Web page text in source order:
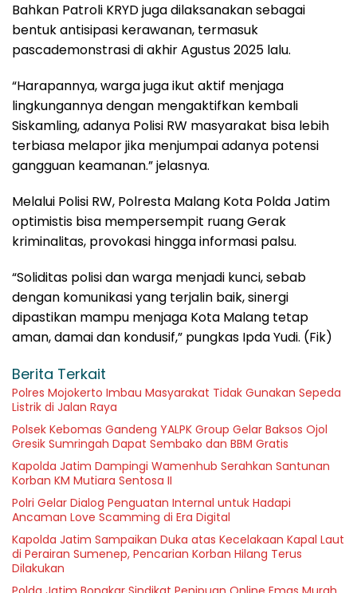
Bahkan Patroli KRYD juga dilaksanakan sebagai
bentuk antisipasi kerawanan, termasuk
pascademonstrasi di akhir Agustus 2025 lalu.
“Harapannya, warga juga ikut aktif menjaga
lingkungannya dengan mengaktifkan kembali
Siskamling, adanya Polisi RW masyarakat bisa lebih
terbiasa melapor jika menjumpai adanya potensi
gangguan keamanan.” jelasnya.
Melalui Polisi RW, Polresta Malang Kota Polda Jatim
optimistis bisa mempersempit ruang Gerak
kriminalitas, provokasi hingga informasi palsu.
“Soliditas polisi dan warga menjadi kunci, sebab
dengan komunikasi yang terjalin baik, sinergi
dipastikan mampu menjaga Kota Malang tetap
aman, damai dan kondusif,” pungkas Ipda Yudi. (Fik)
Berita Terkait
Polres Mojokerto Imbau Masyarakat Tidak Gunakan Sepeda
Listrik di Jalan Raya
Polsek Kebomas Gandeng YALPK Group Gelar Baksos Ojol
Gresik Sumringah Dapat Sembako dan BBM Gratis
Kapolda Jatim Dampingi Wamenhub Serahkan Santunan
Korban KM Mutiara Sentosa II
Polri Gelar Dialog Penguatan Internal untuk Hadapi
Ancaman Love Scamming di Era Digital
Kapolda Jatim Sampaikan Duka atas Kecelakaan Kapal Laut
di Perairan Sumenep, Pencarian Korban Hilang Terus
Dilakukan